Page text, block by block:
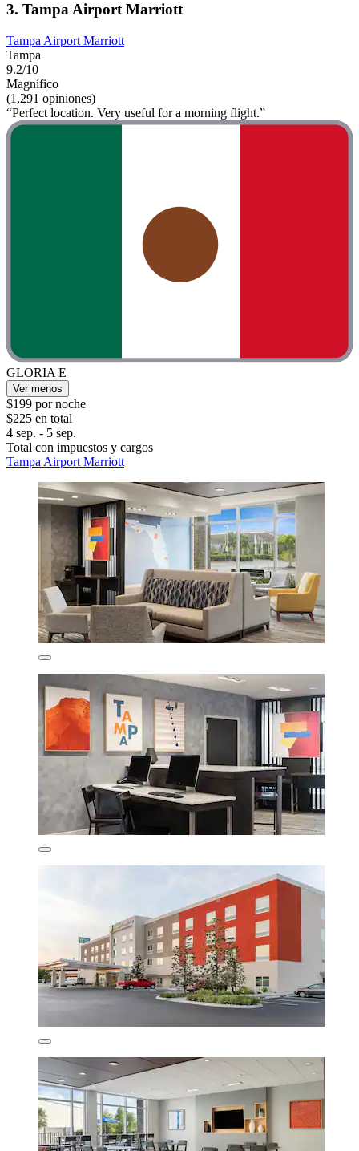
3. Tampa Airport Marriott
Tampa Airport Marriott
Tampa
9.2/10
Magnífico
(1,291 opiniones)
“Perfect location. Very useful for a morning flight.”
GLORIA E
Ver menos
$199 por noche
$225 en total
4 sep. - 5 sep.
Total con impuestos y cargos
Tampa Airport Marriott